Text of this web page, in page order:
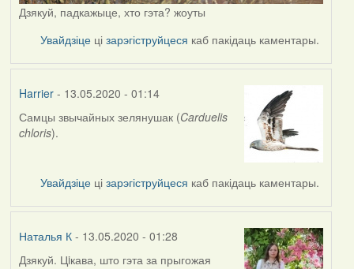
Дзякуй, падкажыце, хто гэта? жоуты
Увайдзіце цізарэгіструйцеся каб пакідаць каментары.
Harrier- 13.05.2020 - 01:14
In
reply
Наталья
К
Самцы звычайных зелянушак (Carduelis
chloris).
Увайдзіце цізарэгіструйцеся каб пакідаць каментары.
Наталья К- 13.05.2020 - 01:28
Дзякуй. Цiкава, што гэта за прыгожая